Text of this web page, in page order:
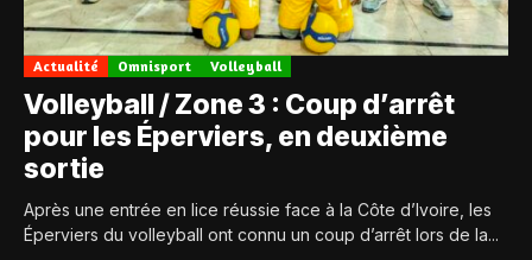
Actualité Omnisport Volleyball
Volleyball / Zone 3 : Coup d’arrêt
pour les Éperviers, en deuxième
sortie
Après une entrée en lice réussie face à la Côte d’Ivoire, les
Éperviers du volleyball ont connu un coup d’arrêt lors de la...